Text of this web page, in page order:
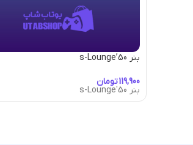
بنر 50’s-Lounge
تومان
بنر 50's-Lounge